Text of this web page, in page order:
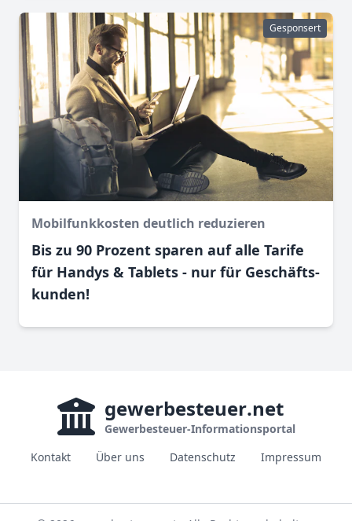
Gesponsert
Mobilfunkkosten deutlich reduzieren
Bis zu 90 Prozent sparen auf alle Tarife
für Handys & Tablets - nur für Geschäfts­
kunden!
gewerbesteuer.net
Gewerbesteuer-Informationsportal
Kontakt
Über uns Datenschutz Impressum